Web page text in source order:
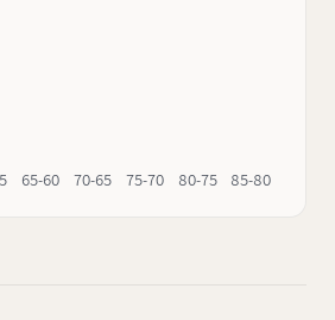
65-60 70-65 75-70 80-75 85-80